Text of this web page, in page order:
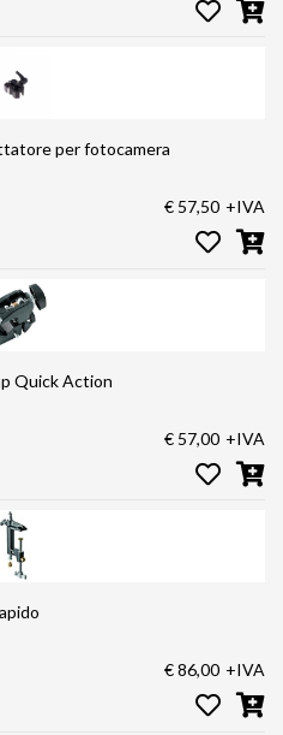
per fotocamera
€ 57,50 +IVA
Quick Action
€ 57,00 +IVA
€ 86,00 +IVA